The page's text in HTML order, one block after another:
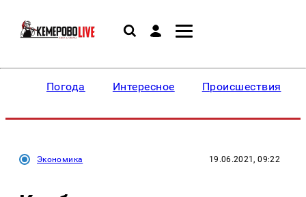
Погода Интересное Происшествия
Экономика 19.06.2021, 09:22